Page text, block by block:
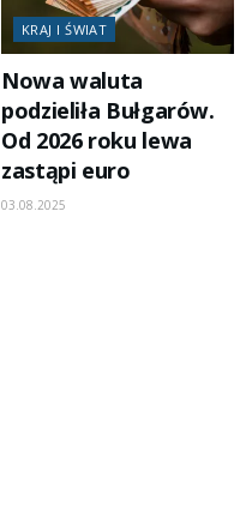
KRAJ I ŚWIAT
Nowa waluta
podzieliła Bułgarów.
Od 2026 roku lewa
zastąpi euro
03.08.2025